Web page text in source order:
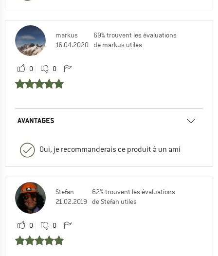
markus
16.04.2020
69% trouvent les évaluations
de markus utiles
0 0
AVANTAGES
Oui, je recommanderais ce produit à un ami
Stefan
21.02.2019
62% trouvent les évaluations
de Stefan utiles
0 0